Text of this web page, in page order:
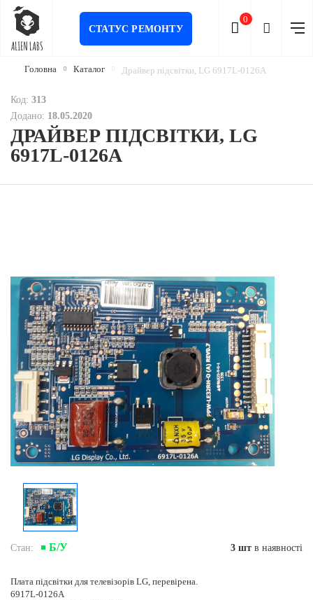
Головна Каталог Драйвер підсвітки, LG 6917L-0126A
Код: 313
Додано: 18.05.2020
ДРАЙВЕР ПІДСВІТКИ, LG
6917L-0126A
Стан: Б/У 3 шт в наявностi
Плата підсвітки для телевізорів LG, перевірена.
6917L-0126A
СТАТУС РЕМОНТУ
0